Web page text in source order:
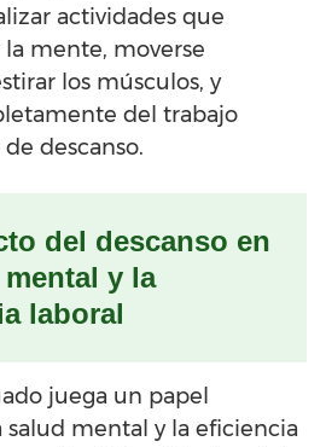
actividades que
mente, moverse
los músculos, y
del trabajo
descanso.
del descanso en
y la
laboral
juega un papel
mental y la eficiencia